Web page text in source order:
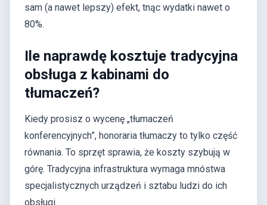
sam (a nawet lepszy) efekt, tnąc wydatki nawet o
80%.
Ile naprawdę kosztuje tradycyjna
obsługa z kabinami do
tłumaczeń?
Kiedy prosisz o wycenę „tłumaczeń
konferencyjnych”, honoraria tłumaczy to tylko część
równania. To sprzęt sprawia, że koszty szybują w
górę. Tradycyjna infrastruktura wymaga mnóstwa
specjalistycznych urządzeń i sztabu ludzi do ich
obsługi.